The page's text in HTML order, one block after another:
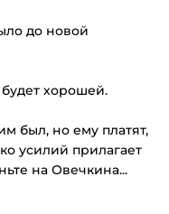
до новой
хорошей.
был, но ему платят,
усилий прилагает
на Овечкина...